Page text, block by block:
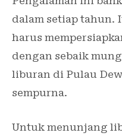
dalam setiap tahun.
harus
dengan sebaik
liburan di Pulau
sempurna.
Untuk menunjang